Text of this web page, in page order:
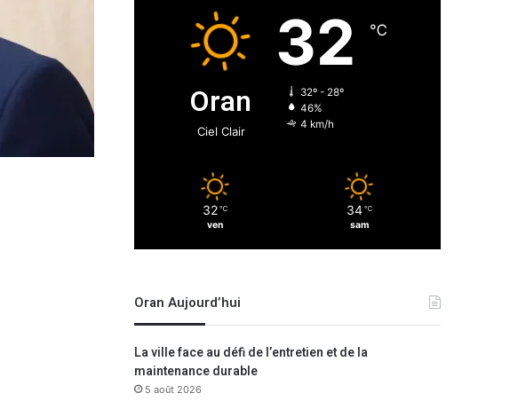
Oran
Ciel Clair
32 ℃
32º - 28º
46%
4 km/h
32 ℃
ven
34 ℃
sam
Oran Aujourd’hui
La ville face au défi de l’entretien et de la
maintenance durable
5 août 2026